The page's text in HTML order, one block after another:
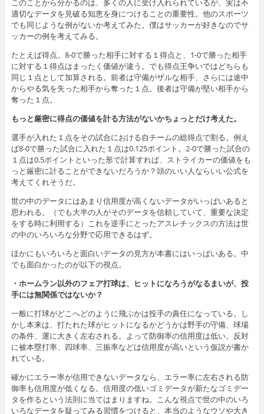
このことから分かるのは、多くの人に受け入れられているが、実は不
適切なデータを見破る知恵を身につけることの重要性。他のスポーツ
でも同じような例がないか考えてみた。僕はサッカーが好きなのでサ
ッカーの例を考えてみる。
たとえば得点。8-0で勝った相手に対する１得点と、1-0で勝った相手
に対する１得点はまったく価値が違う。でも得点王争いではどちらも
同じ１点として加算される。前者は守備がザルな相手、さらには途中
からやる気を失った相手から奪った１点。後者は守備が堅い相手から
奪った１点。
もっと厳密に得点の価値を計る方法がないかちょっとだけ考えた。
選手が入れた１点をその試合における自チームの総得点で割る。例え
ば8-0で勝った試合に入れた１点は0.125ポイント。2-0で勝った試合の
１点は0.5ポイントといった形で計算すれば、ストライカーの価値をも
っと厳密に計ることができないだろうか？頭のいい人ならいい公式を
考えてくれそうだ。
世の中のデータにはあまり信用度が高くないデータがいっぱいあると
思われる。（でも大半の人がそのデータを信頼していて、重要な決定
をする時に利用する）これを逆手にとったアスレチックスの方法は世
の中のいろいろな分野で応用できるはず。
ほかにもいろいろと面白いデータの見方が本書にはいっぱいある。中
でも面白かったのが以下の視点。
・ホームラン以外のフェア打球は、ヒットになろうがなるまいが、投
手には無関係ではないか？
一般に打球がどこへどのように飛ぶかは投手の責任になっている。し
かし本来は、打たれた球がヒットになるかどうかは野手の守備、球場
の条件、運に大きく左右される。よって防御率の信用度は低い。反対
に被本塁打率、四球率、三振率などは信用度が高いという仮説が書か
れている。
確かにエラー率が信用できないデータなら、エラー率に左右される防
御率も信用度が低くなる。信用度の低いゴミデータが新たなゴミデー
タを作るという法則に当てはまりますね。こんな視点で世の中のいろ
いろなデータを疑ってみる習慣をつけると、本当のようなウソや大き